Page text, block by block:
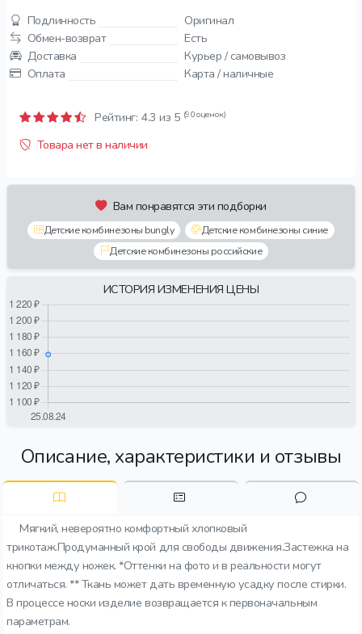
Подлинность
Оригинал
Обмен-возврат
Есть
Доставка
Курьер / самовывоз
Оплата
Карта / наличные
Рейтинг: 4.3 из 5 (90 оценок)
Товара нет в наличии
Вам понравятся эти подборки
Детские комбинезоны bungly
Детские комбинезоны синие
Детские комбинезоны российские
ИСТОРИЯ ИЗМЕНЕНИЯ ЦЕНЫ
Описание, характеристики и отзывы
Мягкий, невероятно комфортный хлопковый
трикотаж.Продуманный крой для свободы движения.Застежка на
кнопки между ножек. *Оттенки на фото и в реальности могут
отличаться. ** Ткань может дать временную усадку после стирки.
В процессе носки изделие возвращается к первоначальным
параметрам.